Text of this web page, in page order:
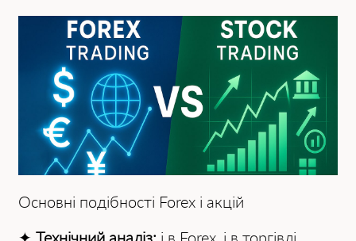
Основні подібності Forex і акцій
✦ Технічний аналіз: і в Forex, і в торгівлі